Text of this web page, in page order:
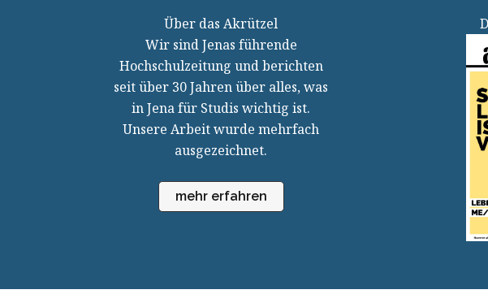
Über das Akrützel
Wir sind Jenas führende
Hochschulzeitung und berichten
seit über 30 Jahren über alles, was
in Jena für Studis wichtig ist.
Unsere Arbeit wurde mehrfach
ausgezeichnet.
mehr erfahren